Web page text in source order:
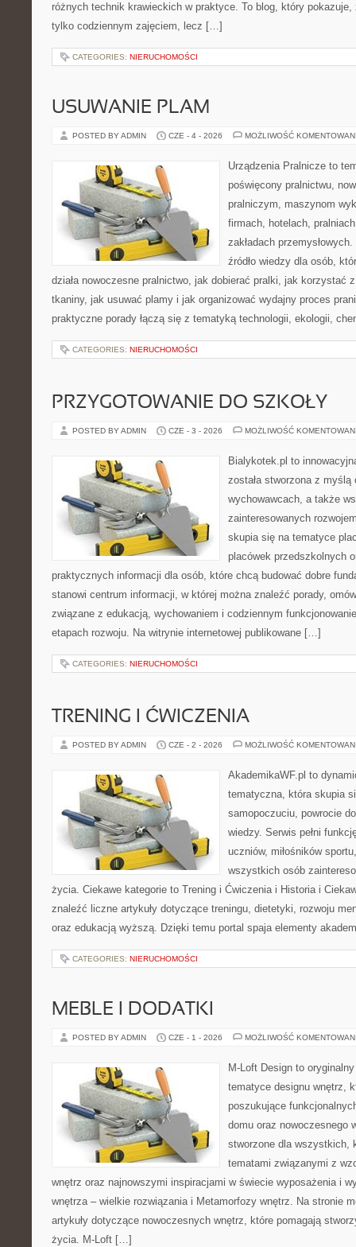
różnych technik krawieckich w praktyce. To blog, który
tylko codziennym zajęciem, lecz […]
CATEGORIES: NIERUCHOMOŚCI
USUWANIE PLAM
POSTED BY ADMIN CZE - 4 - 2026 MOŻLIWOŚĆ
Urządzenia Pralnicze to
poświęcony pralnictwu,
pralniczym, maszynom
firmach, hotelach,
zakładach
źródło wiedzy dla osób,
działa nowoczesne pralnictwo, jak dobierać pralki, jak korzystać
tkaniny, jak usuwać plamy i jak organizować wydajny proces
praktyczne porady łączą się z tematyką technologii, ekologii,
CATEGORIES: NIERUCHOMOŚCI
PRZYGOTOWANIE DO SZKOŁY
POSTED BY ADMIN CZE - 3 - 2026 MOŻLIWOŚĆ
Bialykotek.pl to
została stworzona z myślą
wychowawcach, a także
zainteresowanych
skupia się na tematyce
placówek przedszkolnych
praktycznych informacji dla osób, które chcą budować dobre
stanowi centrum informacji, w której można znaleźć porady,
związane z edukacją, wychowaniem i codziennym
etapach rozwoju. Na witrynie internetowej publikowane […]
CATEGORIES: NIERUCHOMOŚCI
TRENING I ĆWICZENIA
POSTED BY ADMIN CZE - 2 - 2026 MOŻLIWOŚĆ
AkademikaWF.pl to
tematyczna, która skupia
samopoczuciu, powrocie
wiedzy. Serwis pełni
uczniów, miłośników
wszystkich osób
życia. Ciekawe kategorie to Trening i Ćwiczenia i Historia i
znaleźć liczne artykuły dotyczące treningu, dietetyki, rozwoju
oraz edukacją wyższą. Dzięki temu portal spaja elementy
CATEGORIES: NIERUCHOMOŚCI
MEBLE I DODATKI
POSTED BY ADMIN CZE - 1 - 2026 MOŻLIWOŚĆ
M-Loft Design to
tematyce designu wnętrz,
poszukujące
domu oraz nowoczesnego
stworzone dla wszystkich,
tematami związanymi z
wnętrz oraz najnowszymi inspiracjami w świecie wyposażenia i
wnętrza – wielkie rozwiązania i Metamorfozy wnętrz. Na stronie
artykuły dotyczące nowoczesnych wnętrz, które pomagają
życia. M-Loft […]